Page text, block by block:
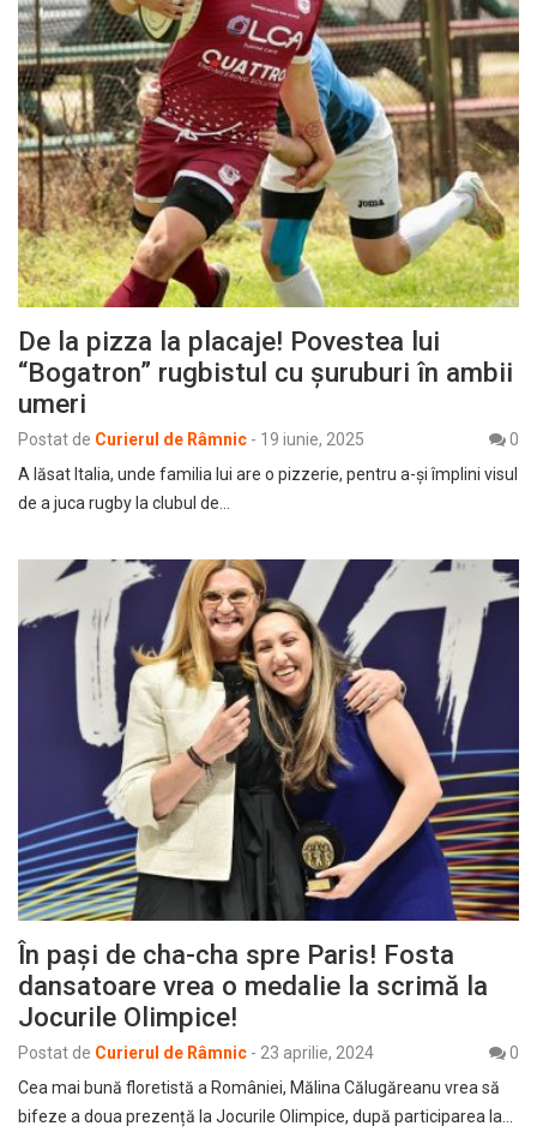
De la pizza la placaje! Povestea lui
“Bogatron” rugbistul cu șuruburi în ambii
umeri
Postat de Curierul de Râmnic - 19 iunie, 2025
0
A lăsat Italia, unde familia lui are o pizzerie, pentru a-și împlini visul
de a juca rugby la clubul de…
În pași de cha-cha spre Paris! Fosta
dansatoare vrea o medalie la scrimă la
Jocurile Olimpice!
Postat de Curierul de Râmnic - 23 aprilie, 2024
0
Cea mai bună floretistă a României, Mălina Călugăreanu vrea să
bifeze a doua prezență la Jocurile Olimpice, după participarea la…